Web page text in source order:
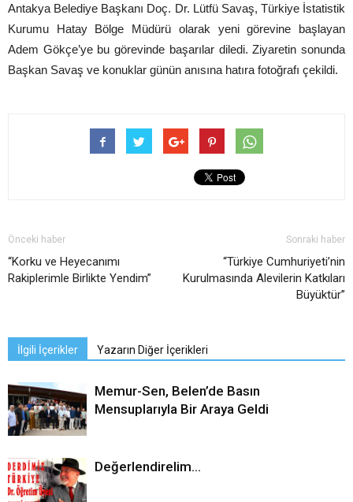
Antakya Belediye Başkanı Doç. Dr. Lütfü Savaş, Türkiye İstatistik
Kurumu Hatay Bölge Müdürü olarak yeni görevine başlayan
Adem Gökçe’ye bu görevinde başarılar diledi. Ziyaretin sonunda
Başkan Savaş ve konuklar günün anısına hatıra fotoğrafı çekildi.
Önceki haber
“Korku ve Heyecanımı
Rakiplerimle Birlikte Yendim”
Sonraki haber
“Türkiye Cumhuriyeti’nin
Kurulmasında Alevilerin Katkıları
Büyüktür”
İlgili İçerikler Yazarın Diğer İçerikleri
Memur-Sen, Belen’de Basın
Mensuplarıyla Bir Araya Geldi
Değerlendirelim…